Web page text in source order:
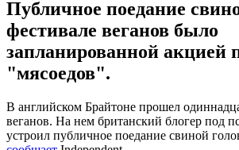
Публичное поедание
фестивале веганов было
запланированной акцией
"мясоедов".
В английском Брайтоне прошел
веганов. На нем британский блогер под
устроил публичное поедание свиной